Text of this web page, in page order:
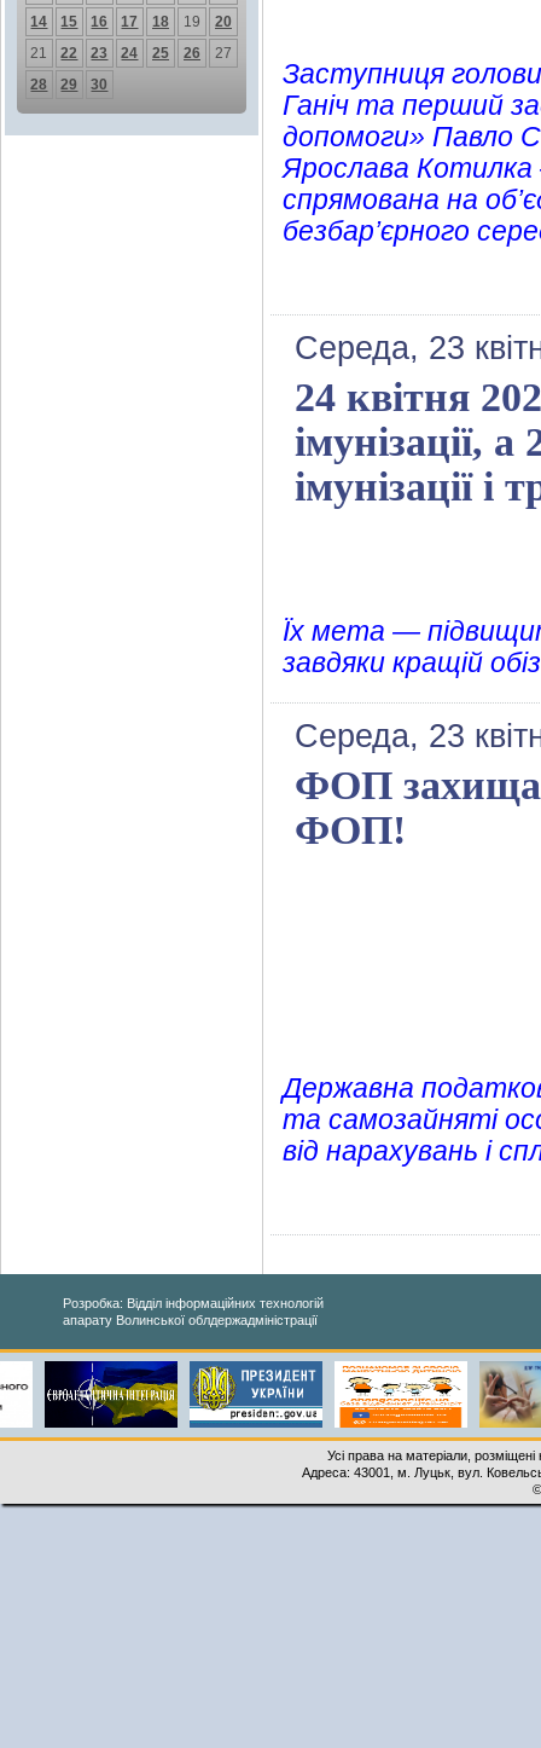
14
15 16 17 18 19
20
21
22 23 24 25 26
27
28
29 30
Заступниця голови
Ганіч та перший
допомоги» Павло
Ярослава Котилка
спрямована на
безбар’єрного
Середа, 23
24 квітня
імунізації,
імунізації
Їх мета —
завдяки кращій
Середа, 23
ФОП
ФОП!
Державна
та самозайняті
від нарахувань і
Розробка: Відділ інформаційних технологій
апарату Волинської облдержадміністрації
Усі права на матеріали,
Адреса: 43001, м. Луцьк, вул.